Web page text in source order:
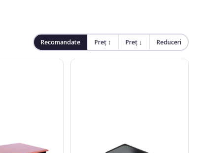
Recomandate Preț ↑ Preț ↓ Reduceri
Genelec